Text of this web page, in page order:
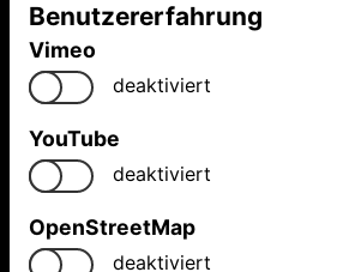
Benutzererfahrung
Vimeo
deaktiviert
YouTube
deaktiviert
OpenStreetMap
deaktiviert
Staatstheater Hannover
GmbH
Festival Theaterformen
Ballhofplatz 5
30159 Hannover
Fon+49 511 9999 2500
welcome@theaterformen.de